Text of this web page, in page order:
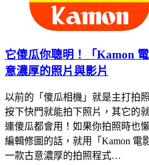
它傻瓜你聰明！「Kamon
意濃厚的照片與影片
以前的「傻瓜相機」就是主打拍
按下快門就能拍下照片，其它的
連傻瓜都會用！如果你拍照時也
編輯修圖的話，就用「Kamon 電
一款古意濃厚的拍照程式…